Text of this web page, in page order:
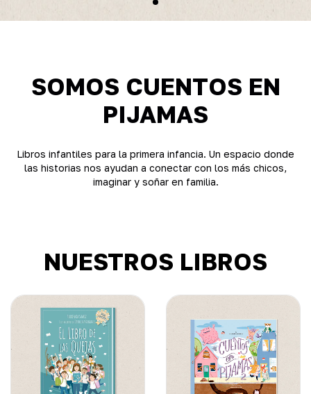
SOMOS CUENTOS EN
PIJAMAS
Libros infantiles para la primera infancia. Un espacio donde
las historias nos ayudan a conectar con los más chicos,
imaginar y soñar en familia.
NUESTROS LIBROS